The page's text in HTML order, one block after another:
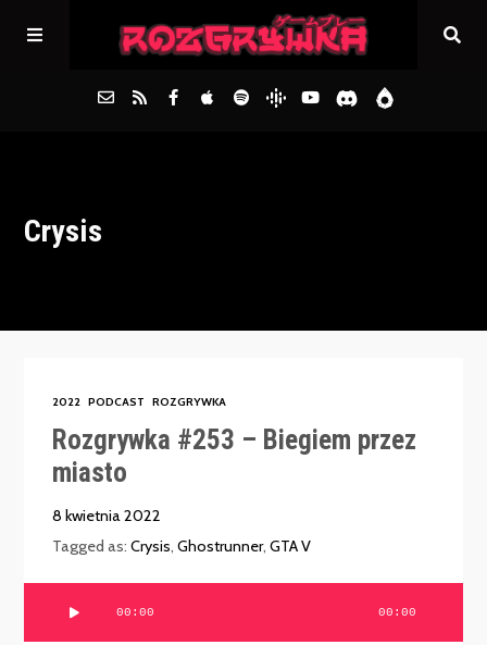
Archiwum
Crysis
2022 PODCAST ROZGRYWKA
Rozgrywka #253 – Biegiem przez
miasto
8 kwietnia 2022
Tagged as:Crysis,Ghostrunner,GTA V
00:00 00:00